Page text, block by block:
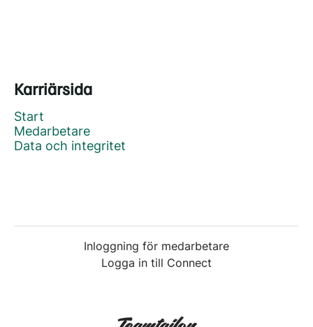
Karriärsida
Start
Medarbetare
Data och integritet
Inloggning för medarbetare
Logga in till Connect